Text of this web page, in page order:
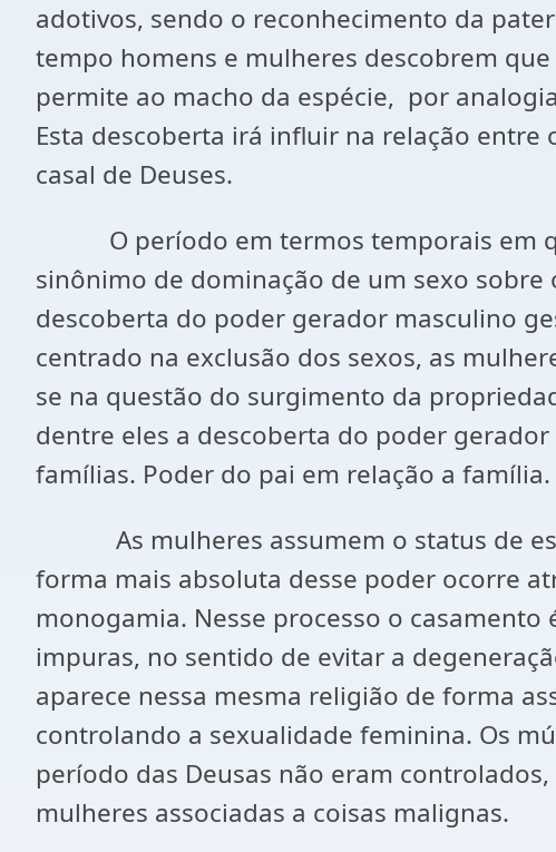
adotivos, sendo o reconhecimento da
tempo homens e mulheres descobrem
permite ao macho da espécie, por
Esta descoberta irá influir na relação
casal de Deuses.
O período em termos temporais em
sinônimo de dominação de um sexo
descoberta do poder gerador masculino
centrado na exclusão dos sexos, as
se na questão do surgimento da
dentre eles a descoberta do poder
famílias. Poder do pai em relação a família.
As mulheres assumem o status de
forma mais absoluta desse poder ocorre
monogamia. Nesse processo o
impuras, no sentido de evitar a
aparece nessa mesma religião de forma
controlando a sexualidade feminina. Os
período das Deusas não eram
mulheres associadas a coisas malignas.